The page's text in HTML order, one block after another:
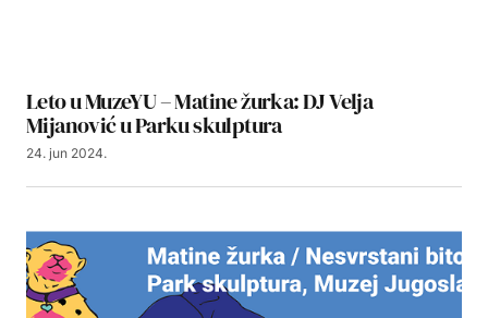
Leto u MuzeYU – Matine žurka: DJ Velja
Mijanović u Parku skulptura
24. jun 2024.